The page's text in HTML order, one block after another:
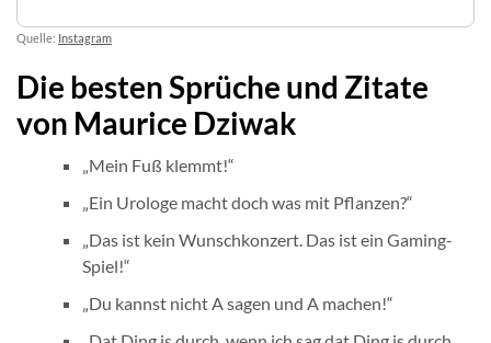
Quelle: Instagram
Die besten Sprüche und Zitate
von Maurice Dziwak
„Mein Fuß klemmt!“
„Ein Urologe macht doch was mit Pflanzen?“
„Das ist kein Wunschkonzert. Das ist ein Gaming-
Spiel!“
„Du kannst nicht A sagen und A machen!“